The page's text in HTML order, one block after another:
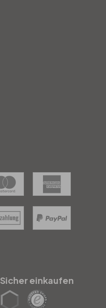
Sicher einkaufen